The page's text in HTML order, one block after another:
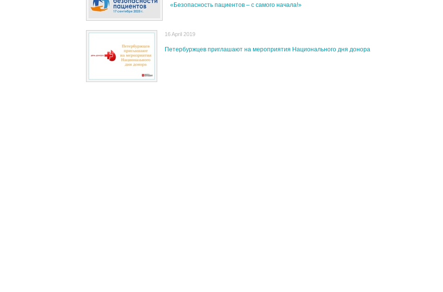
«Безопасность пациентов – с самого начала!»
16 April 2019
Петербуржцев приглашают на мероприятия Национального дня донора